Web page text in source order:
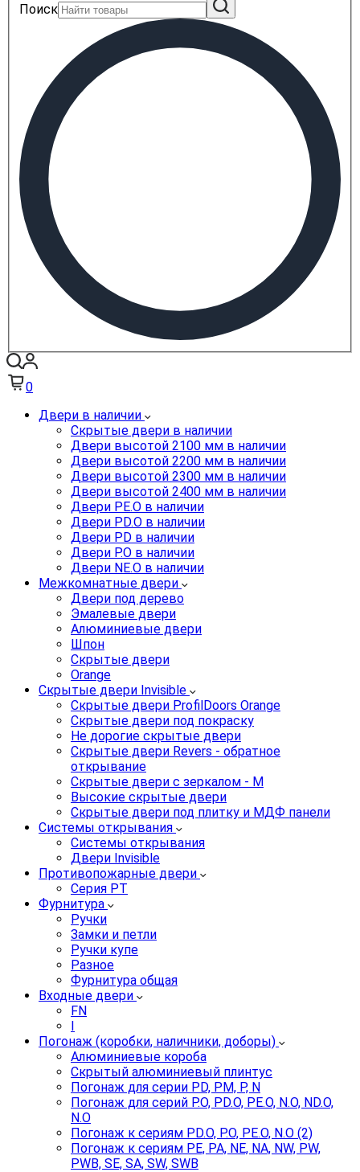
Поиск
0
Двери в наличии
Скрытые двери в наличии
Двери высотой 2100 мм в наличии
Двери высотой 2200 мм в наличии
Двери высотой 2300 мм в наличии
Двери высотой 2400 мм в наличии
Двери PE.O в наличии
Двери PD.O в наличии
Двери PD в наличии
Двери P.O в наличии
Двери NE.O в наличии
Межкомнатные двери
Двери под дерево
Эмалевые двери
Алюминиевые двери
Шпон
Скрытые двери
Orange
Скрытые двери Invisible
Скрытые двери ProfilDoors Orange
Скрытые двери под покраску
Не дорогие скрытые двери
Скрытые двери Revers - обратное
открывание
Скрытые двери с зеркалом - M
Высокие скрытые двери
Скрытые двери под плитку и МДФ панели
Системы открывания
Системы открывания
Двери Invisible
Противопожарные двери
Серия PT
Фурнитура
Ручки
Замки и петли
Ручки купе
Разное
Фурнитура общая
Входные двери
FN
I
Погонаж (коробки, наличники, доборы)
Алюминиевые короба
Скрытый алюминиевый плинтус
Погонаж для серии PD, PM, P, N
Погонаж для серий P.O, PD.O, PE.O, N.O, ND.O,
N.O
Погонаж к сериям PD.O, P.O, PE.O, N.O (2)
Погонаж к сериям PE, PA, NE, NA, NW, PW,
PWB, SE, SA, SW, SWB